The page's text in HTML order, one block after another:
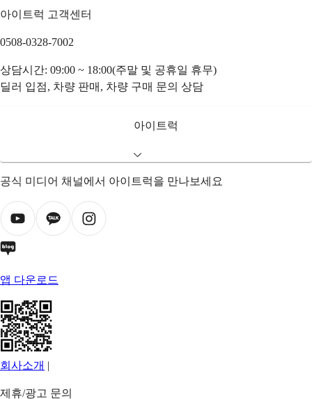
아이트럭 고객센터
0508-0328-7002
상담시간: 09:00 ~ 18:00(주말 및 공휴일 휴무)
딜러 입점, 차량 판매, 차량 구매 문의 상담
아이트럭
공식 미디어 채널에서 아이트럭을 만나보세요
앱 다운로드
회사소개 |
제휴/광고 문의